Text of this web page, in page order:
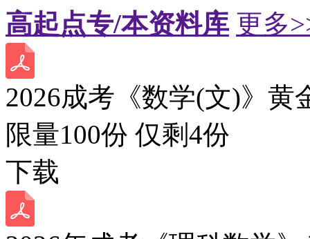
高起点专/本资料库 更多
2026成考《数学(文)》黄
限量100份 仅剩4份
下载